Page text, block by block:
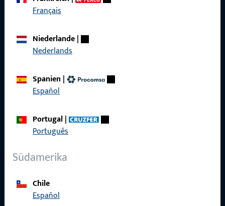
Français
Niederlande|
Nederlands
Spanien |
Español
Portugal|
Português
Südamerika
Chile
Español
Allgemeines